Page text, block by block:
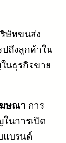
ษัทขนส่ง
ถึงลูกค้าใน
นธุรกิจขาย
ษณา การ
นการเปิด
แบรนด์